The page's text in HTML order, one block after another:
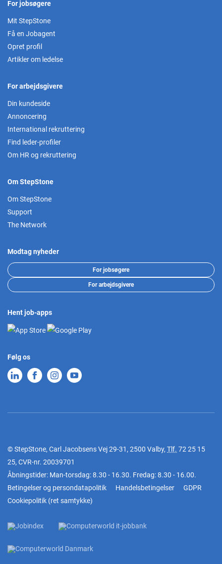
For jobsøgere
Mit StepStone
Få en Jobagent
Opret profil
Artikler om ledelse
For arbejdsgivere
Din kundeside
Annoncering
International rekruttering
Find leder-profiler
Om HR og rekruttering
Om StepStone
Om StepStone
Support
The Network
Modtag nyheder
For jobsøgere
For arbejdsgivere
Hent job-apps
Følg os
© StepStone, Carl Jacobsens Vej 29-31, 2500 Valby, Tlf. 72 25 15
25, CVR-nr. 20039701
Åbningstider: Man-torsdag: 8.30 - 16.30. Fredag: 8.30 - 16.00.
Betingelser og persondatapolitik
Handelsbetingelser
GDPR
Cookiepolitik (ret samtykke)